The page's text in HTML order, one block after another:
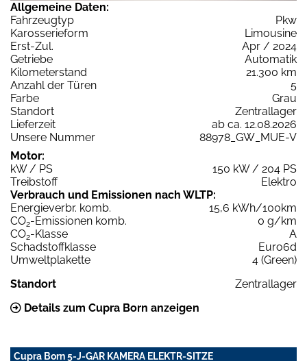
Allgemeine Daten:
Fahrzeugtyp
Pkw
Karosserieform
Limousine
Erst-Zul.
Apr / 2024
Getriebe
Automatik
Kilometerstand
21.300 km
Anzahl der Türen
5
Farbe
Grau
Standort
Zentrallager
Lieferzeit
ab ca. 12.08.2026
Unsere Nummer
88978_GW_MUE-V
Motor:
kW / PS
150 kW / 204 PS
Treibstoff
Elektro
Verbrauch und Emissionen nach WLTP:
Energieverbr. komb.
15,6 kWh/100km
CO2-Emissionen komb.
0 g/km
CO2-Klasse
A
Schadstoffklasse
Euro6d
Umweltplakette
4 (Green)
Standort
Zentrallager
Details zum Cupra Born anzeigen
Cupra Born 5-J-GAR KAMERA ELEKTR-SITZE